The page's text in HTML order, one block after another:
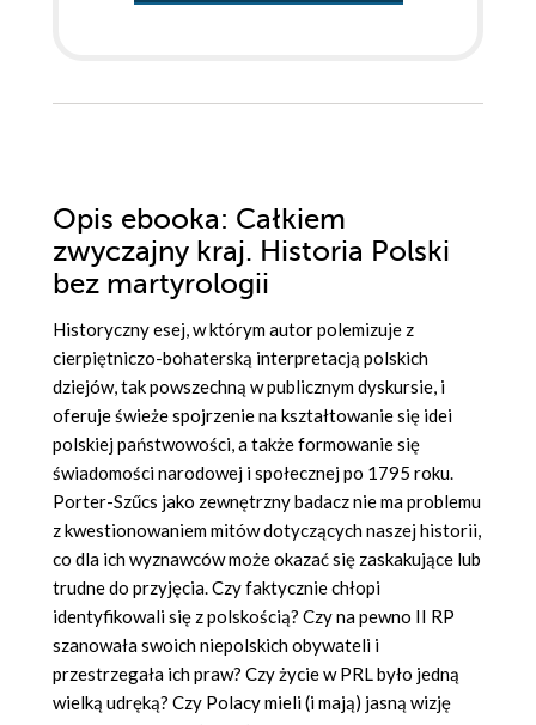
Opis ebooka: Całkiem
zwyczajny kraj. Historia Polski
bez martyrologii
Historyczny esej, w którym autor polemizuje z
cierpiętniczo-bohaterską interpretacją polskich
dziejów, tak powszechną w publicznym dyskursie, i
oferuje świeże spojrzenie na kształtowanie się idei
polskiej państwowości, a także formowanie się
świadomości narodowej i społecznej po 1795 roku.
Porter-Szűcs jako zewnętrzny badacz nie ma problemu
z kwestionowaniem mitów dotyczących naszej historii,
co dla ich wyznawców może okazać się zaskakujące lub
trudne do przyjęcia. Czy faktycznie chłopi
identyfikowali się z polskością? Czy na pewno II RP
szanowała swoich niepolskich obywateli i
przestrzegała ich praw? Czy życie w PRL było jedną
wielką udręką? Czy Polacy mieli (i mają) jasną wizję